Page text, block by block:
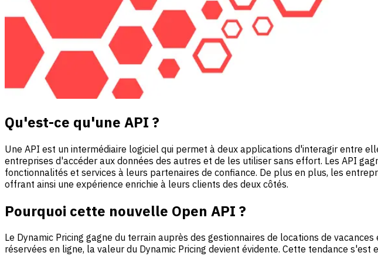
Qu'est-ce qu'une API ?
Une API est un intermédiaire logiciel qui permet à deux applications d'interagir entre
entreprises d'accéder aux données des autres et de les utiliser sans effort. Les API
fonctionnalités et services à leurs partenaires de confiance. De plus en plus, les
offrant ainsi une expérience enrichie à leurs clients des deux côtés.
Pourquoi cette nouvelle Open API ?
Le Dynamic Pricing gagne du terrain auprès des gestionnaires de locations de
réservées en ligne, la valeur du Dynamic Pricing devient évidente. Cette tendance